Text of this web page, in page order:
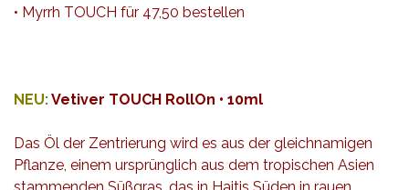
• Myrrh TOUCH für 47,50 bestellen
NEU:Vetiver TOUCH RollOn • 10ml
Das Öl der Zentrierung wird es aus der gleichnamigen
Pflanze, einem ursprünglich aus dem tropischen Asien